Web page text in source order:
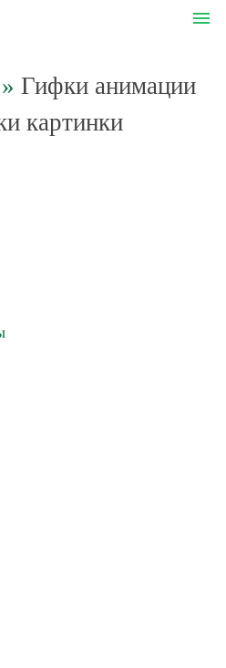
menu
» Гифки анимации
картинки